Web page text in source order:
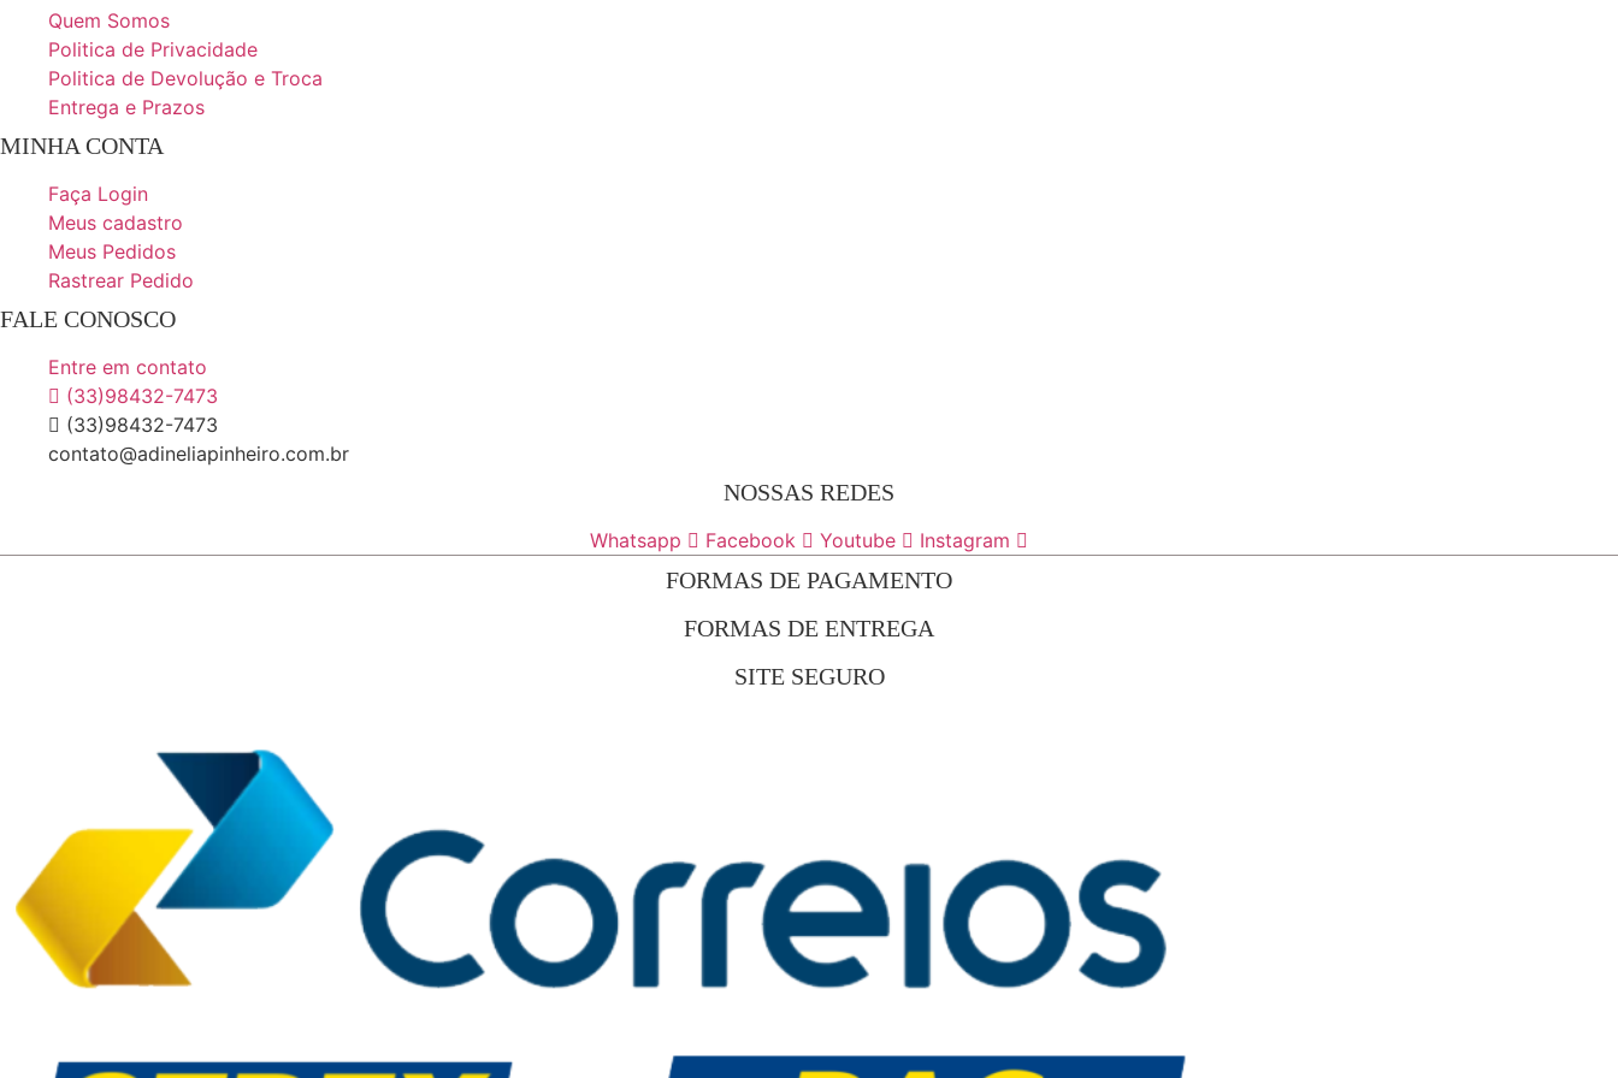
Quem Somos
Politica de Privacidade
Politica de Devolução e Troca
Entrega e Prazos
MINHA CONTA
Faça Login
Meus cadastro
Meus Pedidos
Rastrear Pedido
FALE CONOSCO
Entre em contato
(33)98432-7473
(33)98432-7473
contato@adineliapinheiro.com.br
NOSSAS REDES
Whatsapp Facebook Youtube Instagram
FORMAS DE PAGAMENTO
FORMAS DE ENTREGA
SITE SEGURO